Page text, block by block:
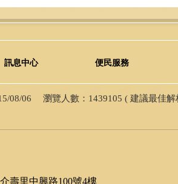
訊息中心 便民服務
08/06 瀏覽人數：1439105 ( 建議最佳解
壽里中興路100號4樓